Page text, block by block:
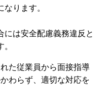
ります。
は安全配慮義務違反と
た従業員から面接指導
わらず、適切な対応を